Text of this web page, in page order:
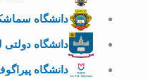
دانشگاه
دانشگاه
دانشگاه